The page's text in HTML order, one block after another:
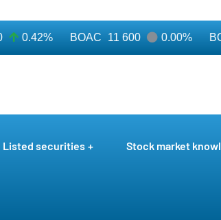
0.42% BOAC 11 600 0.00% BOAM
Listed securities Stock market